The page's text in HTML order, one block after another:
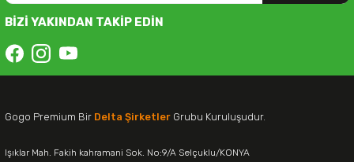
BİZİ YAKINDAN TAKİP EDİN
Gogo Premium Bir Delta Şirketler Grubu Kuruluşudur.
Işıklar Mah. Fakih kahramani Sok. No:9/A Selçuklu/KONYA